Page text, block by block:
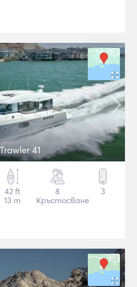
41
42 ft
13 m
8
Кръстосване
3